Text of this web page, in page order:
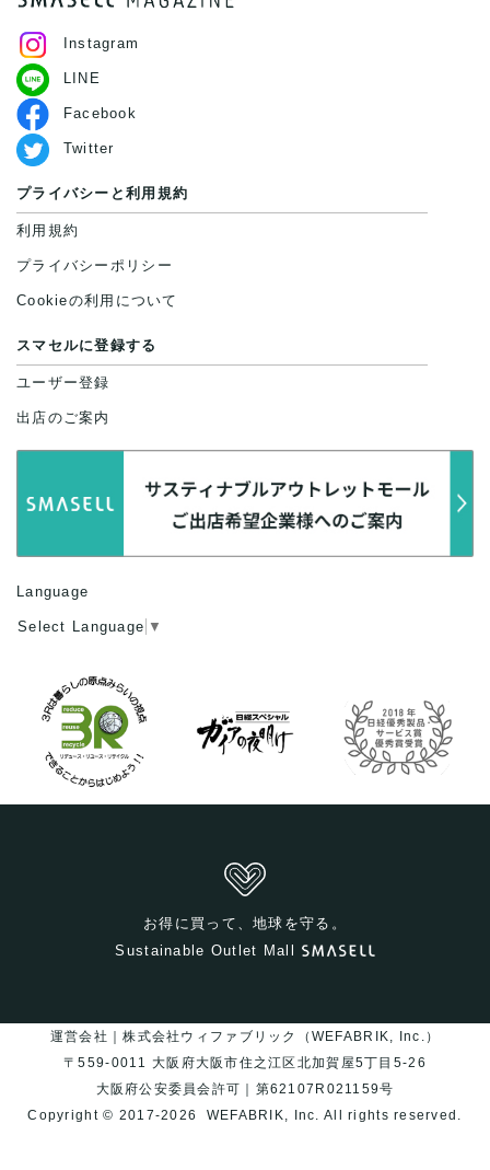
Instagram
LINE
Facebook
Twitter
プライバシーと利用規約
利用規約
プライバシーポリシー
Cookieの利用について
スマセルに登録する
ユーザー登録
出店のご案内
Language
Select Language ▼
お得に買って、地球を守る。
Sustainable Outlet Mall
運営会社｜株式会社ウィファブリック（WEFABRIK, Inc.）
〒559-0011 大阪府大阪市住之江区北加賀屋5丁目5-26
大阪府公安委員会許可｜第62107R021159号
Copyright © 2017-2026
WEFABRIK, Inc.All rights reserved.